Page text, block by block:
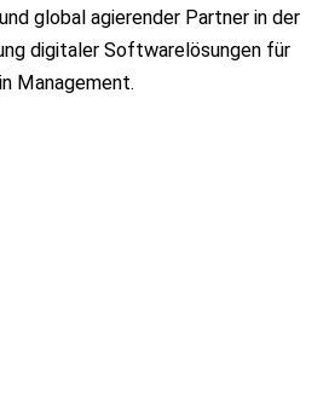
global agierender Partner in der
digitaler Softwarelösungen für
Management.